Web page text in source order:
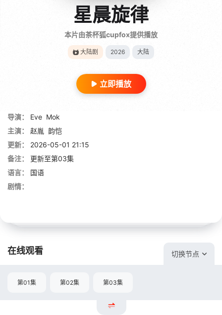
星晨旋律
本片由茶杯狐cupfox提供播放
大陆剧 2026 大陆
立即播放
导演： Eve Mok
主演：
赵胤 韵恺
更新：
2026-05-01 21:15
备注：
更新至第03集
语言：
国语
剧情：
在线观看 切换节点
第01集 第02集 第03集